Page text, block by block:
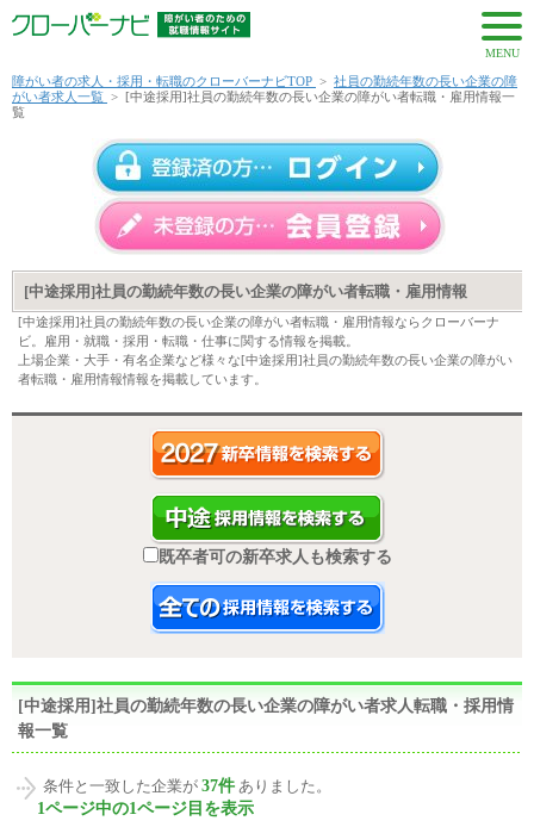
MENU
障がい者の求人・採用・転職のクローバーナビTOP > 社員の勤続年数の長い企業の障
がい者求人一覧 > [中途採用]社員の勤続年数の長い企業の障がい者転職・雇用情報一
覧
[中途採用]社員の勤続年数の長い企業の障がい者転職・雇用情報
[中途採用]社員の勤続年数の長い企業の障がい者転職・雇用情報ならクローバーナ
ビ。雇用・就職・採用・転職・仕事に関する情報を掲載。
上場企業・大手・有名企業など様々な[中途採用]社員の勤続年数の長い企業の障がい
者転職・雇用情報情報を掲載しています。
既卒者可の新卒求人も検索する
[中途採用]社員の勤続年数の長い企業の障がい者求人転職・採用情
報一覧
条件と一致した企業が 37件 ありました。
1ページ中の1ページ目を表示